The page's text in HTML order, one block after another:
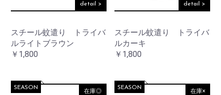
detail >
スチール蚊遣り トライバ
ルライトブラウン
￥1,800
detail >
スチール蚊遣り トライバ
ルカーキ
￥1,800
在庫◎
SEASON 在庫×
SEASON